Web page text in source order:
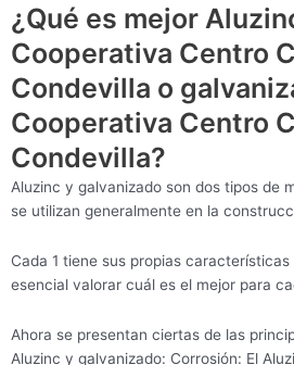
¿Qué es mejor
Cooperativa Centro
Condevilla o
Cooperativa Centro
Condevilla?
Aluzinc y galvanizado son dos tipos de
se utilizan generalmente en la
Cada 1 tiene sus propias
esencial valorar cuál es el mejor para
Ahora se presentan ciertas de las
Aluzinc y galvanizado: Corrosión: El